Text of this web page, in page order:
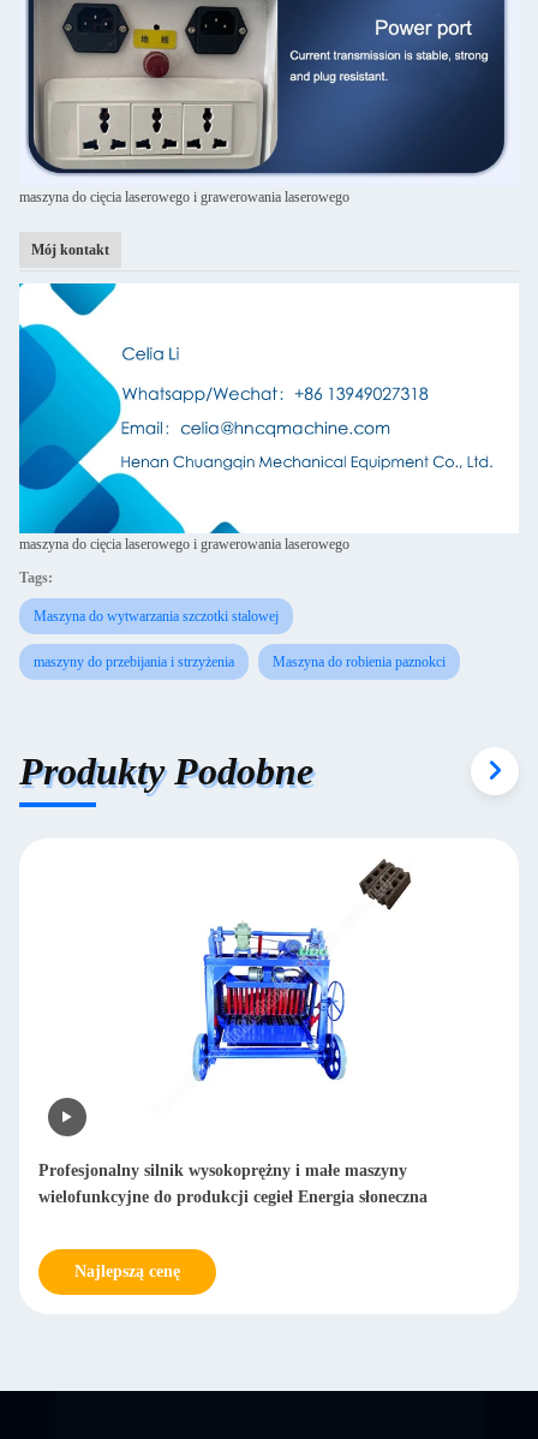
maszyna do cięcia laserowego i grawerowania laserowego
Mój kontakt
maszyna do cięcia laserowego i grawerowania laserowego
Tags:
Maszyna do wytwarzania szczotki stalowej
maszyny do przebijania i strzyżenia Maszyna do robienia paznokci
Produkty Podobne
i małe maszyny
Energia słoneczna
Automatyczna maszyna do
Deburring Sanding Polerowane